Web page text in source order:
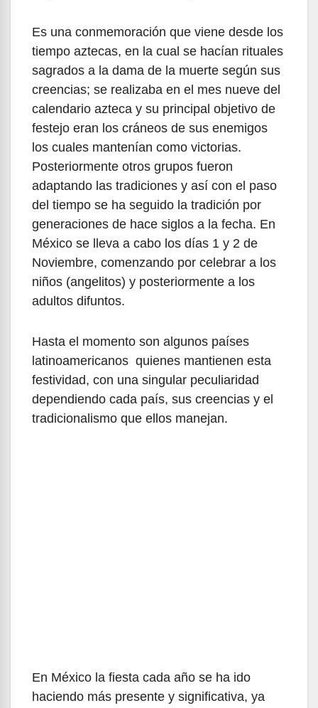
Es una conmemoración que viene desde los
tiempo aztecas, en la cual se hacían rituales
sagrados a la dama de la muerte según sus
creencias; se realizaba en el mes nueve del
calendario azteca y su principal objetivo de
festejo eran los cráneos de sus enemigos
los cuales mantenían como victorias.
Posteriormente otros grupos fueron
adaptando las tradiciones y así con el paso
del tiempo se ha seguido la tradición por
generaciones de hace siglos a la fecha. En
México se lleva a cabo los días 1 y 2 de
Noviembre, comenzando por celebrar a los
niños (angelitos) y posteriormente a los
adultos difuntos.
Hasta el momento son algunos países
latinoamericanos quienes mantienen esta
festividad, con una singular peculiaridad
dependiendo cada país, sus creencias y el
tradicionalismo que ellos manejan.
En México la fiesta cada año se ha ido
haciendo más presente y significativa, ya